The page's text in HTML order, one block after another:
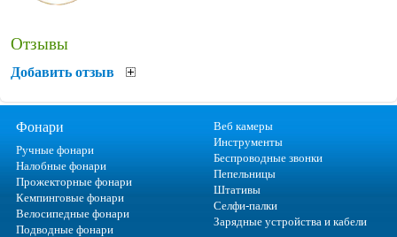
Отзывы
Добавить отзыв
Фонари
Ручные фонари
Налобные фонари
Прожекторные фонари
Кемпинговые фонари
Велосипедные фонари
Подводные фонари
Веб камеры
Инструменты
Беспроводные звонки
Пепельницы
Штативы
Селфи-палки
Зарядные устройства и кабели